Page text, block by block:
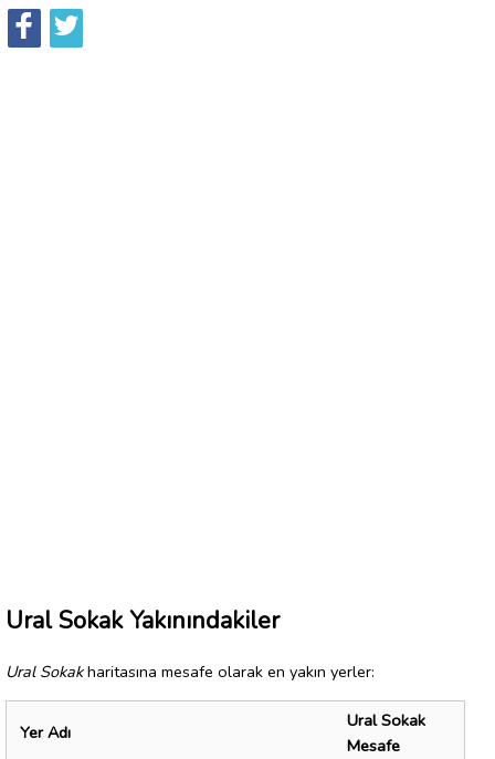
Ural Sokak Yakınındakiler
Ural Sokakharitasına mesafe olarak en yakın yerler:
Yer Adı
Ural Sokak
Mesafe